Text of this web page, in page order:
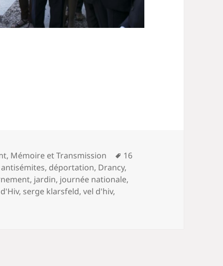
, Mémoire et Transmission
Mots-
clés
16
, déportation, Drancy,
, jardin, journée nationale,
, serge klarsfeld,vel d'hiv,